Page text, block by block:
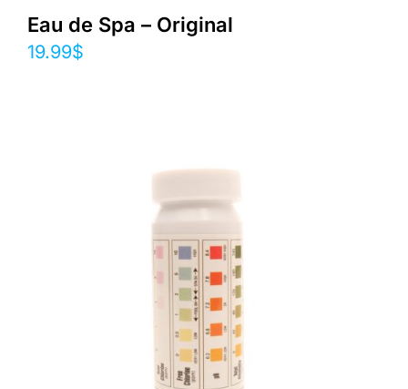
Eau de Spa – Original
19.99$